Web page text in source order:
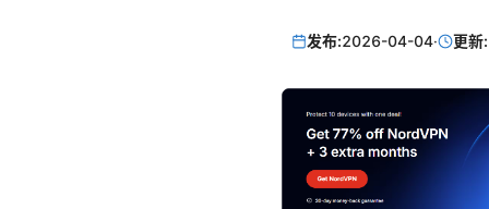
发布:2026-04-04· 更新: